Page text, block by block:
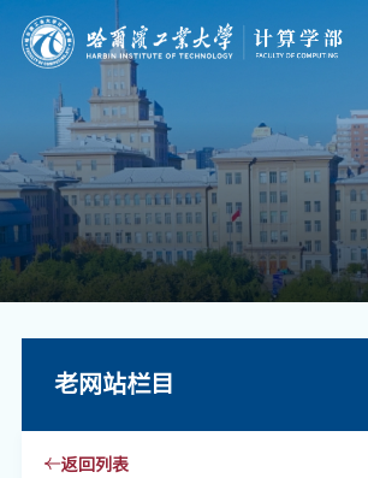
老网站栏目
返回列表